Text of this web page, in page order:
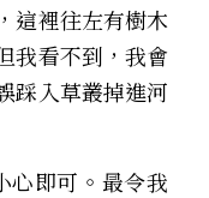
這裡往左有樹木
我看不到，我會
踩入草叢掉進河
心即可。最令我